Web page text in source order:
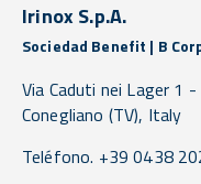
Irinox S.p.A.
Sociedad Benefit | B
Via Caduti nei Lager 1 -
Conegliano (TV), Italy
Teléfono. +39 0438